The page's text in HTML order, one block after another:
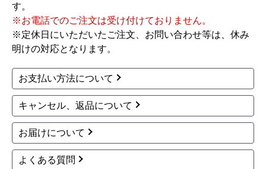
１．５点は、少々工事が雑。
過去の業者で一番最低。良かった点は、ただ一
つ、愛想が良かったこと。
なにかも分からない。少々不安である。
工事後は、初期設定や取り扱いの説明もなく、慌
てて引き上げる感じ。
保障期間の説明もHPとは違った。８年保証にして
いるがメーカー保証が３年追加になり１１年と説
す。
※お電話でのご注文は受け付けておりません。
※定休日にいただいたご注文、お問い合わせ等は、休み
明けの対応となります。
お支払い方法について
キャンセル、返品について
お届けについて
よくある質問